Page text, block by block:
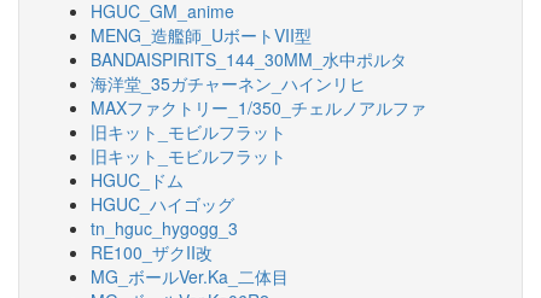
HGUC_GM_anime
MENG_造艦師_UボートVII型
BANDAISPIRITS_144_30MM_水中ポルタ
海洋堂_35ガチャーネン_ハインリヒ
MAXファクトリー_1/350_チェルノアルファ
旧キット_モビルフラット
旧キット_モビルフラット
HGUC_ドム
HGUC_ハイゴッグ
tn_hguc_hygogg_3
RE100_ザクII改
MG_ボールVer.Ka_二体目